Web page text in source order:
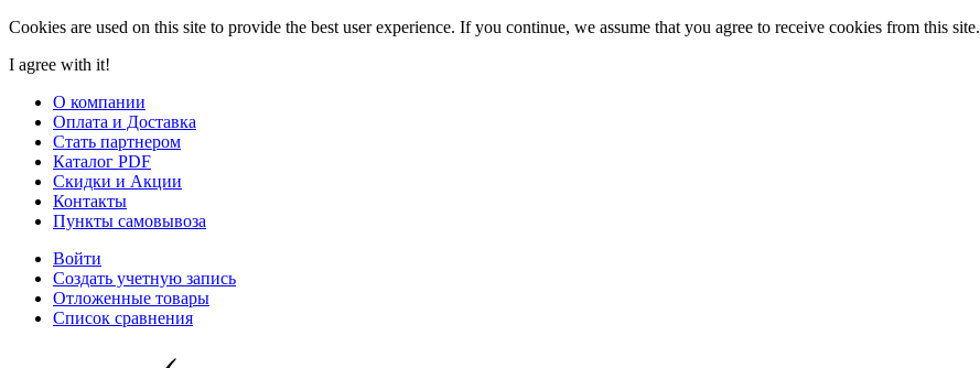
Cookies are used on this site to provide the best user experience. If you continue, we assume that you agree to receive cookies from this site.
I agree with it!
О компании
Оплата и Доставка
Стать партнером
Каталог PDF
Скидки и Акции
Контакты
Пункты самовывоза
Войти
Создать учетную запись
Отложенные товары
Список сравнения